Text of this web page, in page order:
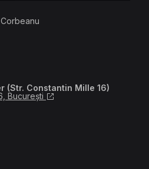
(Str. Constantin Mille 16)
București